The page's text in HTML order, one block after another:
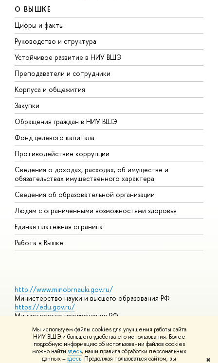
Мы используем файлы cookies для улучшения работы сайта
НИУ ВШЭ и большего удобства его использования. Более
подробную информацию об использовании файлов cookies
можно найти здесь, наши правила обработки персональных
данных –здесь. Продолжая пользоваться сайтом, вы
✖
О ВЫШКЕ
Цифры и факты
Руководство и структура
Устойчивое развитие в НИУ ВШЭ
Преподаватели и сотрудники
Корпуса и общежития
Закупки
Обращения граждан в НИУ ВШЭ
Фонд целевого капитала
Противодействие коррупции
Сведения о доходах, расходах, об имуществе и
обязательствах имущественного характера
Сведения об образовательной организации
Людям с ограниченными возможностями здоровья
Единая платежная страница
Работа в Вышке
http://www.minobrnauki.gov.ru/
Министерство науки и высшего образования РФ
https://edu.gov.ru/
Министерство просвещения РФ
https://elearning.hse.ru/mooc
Массовые открытые онлайн-курсы